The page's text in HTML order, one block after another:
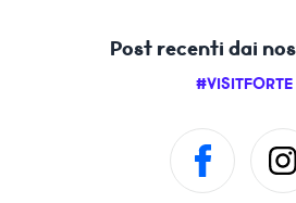
Post recenti dai
#VISITFORTE